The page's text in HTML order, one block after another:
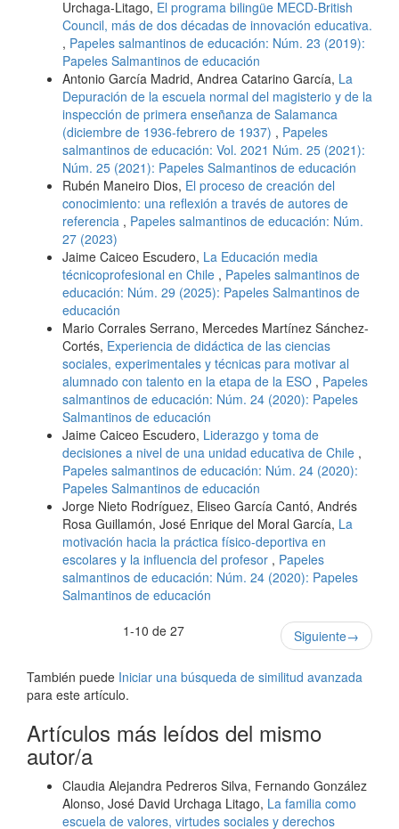
Urchaga-Litago, El programa bilingüe MECD-British
Council, más de dos décadas de innovación educativa.
, Papeles salmantinos de educación: Núm. 23 (2019):
Papeles Salmantinos de educación
Antonio García Madrid, Andrea Catarino García, La
Depuración de la escuela normal del magisterio y de la
inspección de primera enseñanza de Salamanca
(diciembre de 1936-febrero de 1937) , Papeles
salmantinos de educación: Vol. 2021 Núm. 25 (2021):
Núm. 25 (2021): Papeles Salmantinos de educación
Rubén Maneiro Dios, El proceso de creación del
conocimiento: una reflexión a través de autores de
referencia , Papeles salmantinos de educación: Núm.
27 (2023)
Jaime Caiceo Escudero, La Educación media
técnicoprofesional en Chile , Papeles salmantinos de
educación: Núm. 29 (2025): Papeles Salmantinos de
educación
Mario Corrales Serrano, Mercedes Martínez Sánchez-
Cortés, Experiencia de didáctica de las ciencias
sociales, experimentales y técnicas para motivar al
alumnado con talento en la etapa de la ESO , Papeles
salmantinos de educación: Núm. 24 (2020): Papeles
Salmantinos de educación
Jaime Caiceo Escudero, Liderazgo y toma de
decisiones a nivel de una unidad educativa de Chile ,
Papeles salmantinos de educación: Núm. 24 (2020):
Papeles Salmantinos de educación
Jorge Nieto Rodríguez, Eliseo García Cantó, Andrés
Rosa Guillamón, José Enrique del Moral García, La
motivación hacia la práctica físico-deportiva en
escolares y la influencia del profesor , Papeles
salmantinos de educación: Núm. 24 (2020): Papeles
Salmantinos de educación
1-10 de 27
Siguiente→
También puede Iniciar una búsqueda de similitud avanzada
para este artículo.
Artículos más leídos del mismo
autor/a
Claudia Alejandra Pedreros Silva, Fernando González
Alonso, José David Urchaga Litago, La familia como
escuela de valores, virtudes sociales y derechos